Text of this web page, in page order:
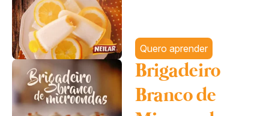
Quero aprender
Brigadeiro
Branco de